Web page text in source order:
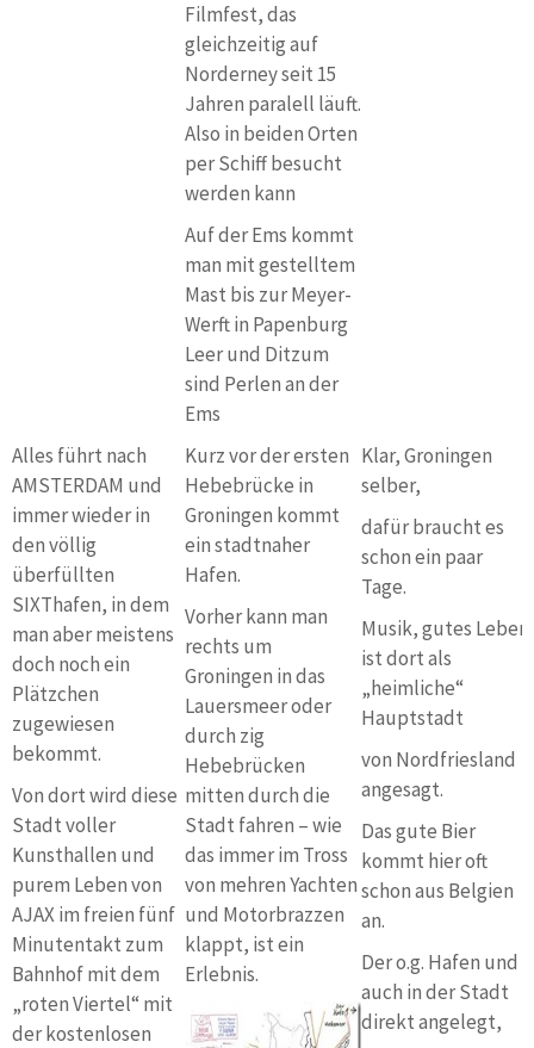
Filmfest, das
gleichzeitig auf
Norderney seit 15
Jahren paralell läuft.
Also in beiden Orten
per Schiff besucht
werden kann
Auf der Ems kommt
man mit gestelltem
Mast bis zur Meyer-
Werft in Papenburg
Leer und Ditzum
sind Perlen an der
Ems
Alles führt nach
AMSTERDAM und
immer wieder in
den völlig
überfüllten
SIXThafen, in dem
man aber meistens
doch noch ein
Plätzchen
zugewiesen
bekommt.
Von dort wird diese
Stadt voller
Kunsthallen und
purem Leben von
AJAX im freien fünf
Minutentakt zum
Bahnhof mit dem
„roten Viertel“ mit
der kostenlosen
Kurz vor der ersten
Hebebrücke in
Groningen kommt
ein stadtnaher
Hafen.
Vorher kann man
rechts um
Groningen in das
Lauersmeer oder
durch zig
Hebebrücken
mitten durch die
Stadt fahren – wie
das immer im Tross
von mehren Yachten
und Motorbrazzen
klappt, ist ein
Erlebnis.
Klar, Groningen
selber,
dafür braucht es
schon ein paar
Tage.
Musik, gutes Leben
ist dort als
„heimliche“
Hauptstadt
von Nordfriesland
angesagt.
Das gute Bier
kommt hier oft
schon aus Belgien
an.
Der o.g. Hafen und
auch in der Stadt
direkt angelegt,